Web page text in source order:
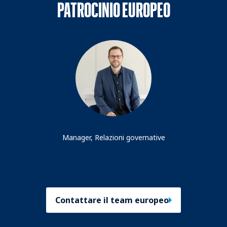
PATROCINIO EUROPEO
Manager, Relazioni governative
Contattare il team europeo